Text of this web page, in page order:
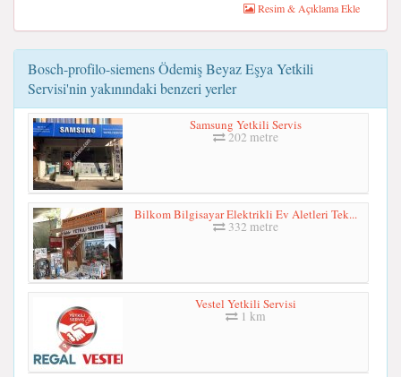
Resim & Açıklama Ekle
Bosch-profilo-siemens Ödemiş Beyaz Eşya Yetkili
Servisi'nin yakınındaki benzeri yerler
Samsung Yetkili Servis
202 metre
Bilkom Bilgisayar Elektrikli Ev Aletleri Tek...
332 metre
Vestel Yetkili Servisi
1 km